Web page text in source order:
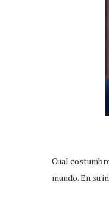
Cual
mundo. En su